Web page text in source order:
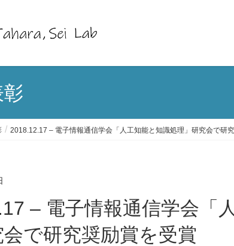
2018.12.17 – 電子情報通信学会「人工知能と知識処理」研究会で研
で研究奨励賞を受賞